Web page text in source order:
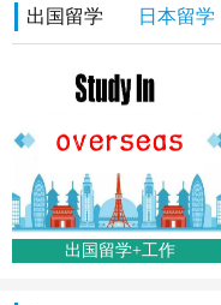
出国留学 日本留学
出国留学+工作